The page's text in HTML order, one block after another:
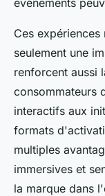
événements
Ces
seulement une
renforcent aussi
consommateurs
interactifs aux
formats
multiples
immersives et
la marque dans